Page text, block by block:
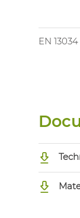
EN 13034